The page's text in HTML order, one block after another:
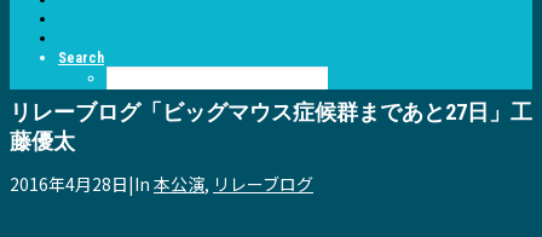
Search
リレーブログ「ビッグマウス症候群まであと27日」工
藤優太
2016年4月28日|In 本公演, リレーブログ